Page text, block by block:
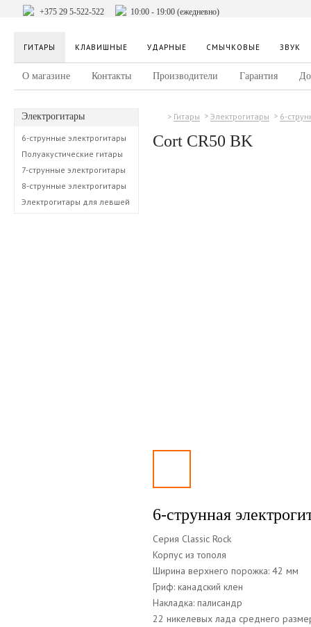
+375 29 5-522-522 10:00 - 19:00 (ежедневно)
ГИТАРЫ КЛАВИШНЫЕ УДАРНЫЕ СМЫЧКОВЫЕ ЗВУК
О магазине Контакты Производители Гарантия
Электрогитары
6-струнные электрогитары
Полуакустические гитары
7-струнные электрогитары
8-струнные электрогитары
Электрогитары для левшей
Гитары Электрогитары 6-
Cort CR50 BK
6-струнная
Серия Classic Rock
Корпус из тополя
Ширина верхнего порожка: 42 мм
Гриф: канадский клен
Накладка: палисандр
22 никелевых лада среднего